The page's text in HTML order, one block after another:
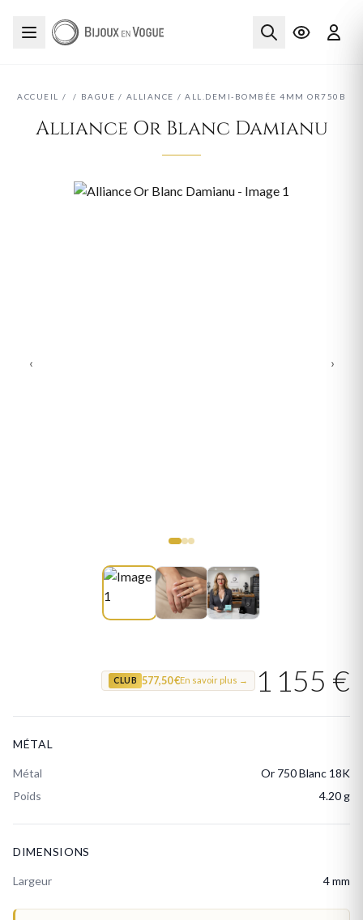
ACCUEIL / / BAGUE / ALLIANCE / ALL.DEMI-BOMBÉE 4MM OR750B
Alliance Or Blanc Damianu
‹ ›
CLUB 577,50 €En savoir plus → 1 155 €
MÉTAL
Métal
Or 750 Blanc 18K
Poids
4.20 g
DIMENSIONS
Largeur 4 mm